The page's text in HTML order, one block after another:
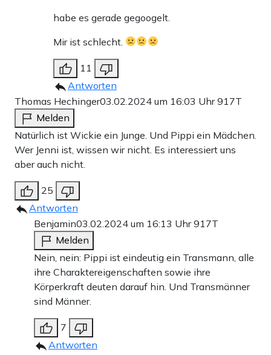
habe es gerade gegoogelt.
Mir ist schlecht.
11
Antworten
Thomas Hechinger03.02.2024 um 16:03 Uhr917T
Melden
Natürlich ist Wickie ein Junge. Und Pippi ein Mädchen.
Wer Jenni ist, wissen wir nicht. Es interessiert uns
aber auch nicht.
25
Antworten
Benjamin03.02.2024 um 16:13 Uhr917T
Melden
Nein, nein: Pippi ist eindeutig ein Transmann, alle
ihre Charaktereigenschaften sowie ihre
Körperkraft deuten darauf hin. Und Transmänner
sind Männer.
7
Antworten